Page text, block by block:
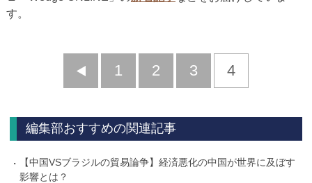
す。
前
1 2 3 4
編集部おすすめの関連記事
【中国VSブラジルの貿易論争】経済悪化の中国が世界に及ぼす
影響とは？